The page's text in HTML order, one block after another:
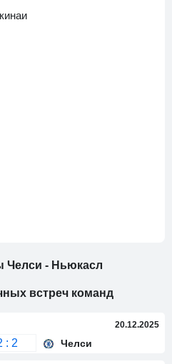
Челси - Ньюкасл
встреч команд
: 2 Челси
20.12.2025